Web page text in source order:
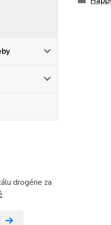
drogérie za